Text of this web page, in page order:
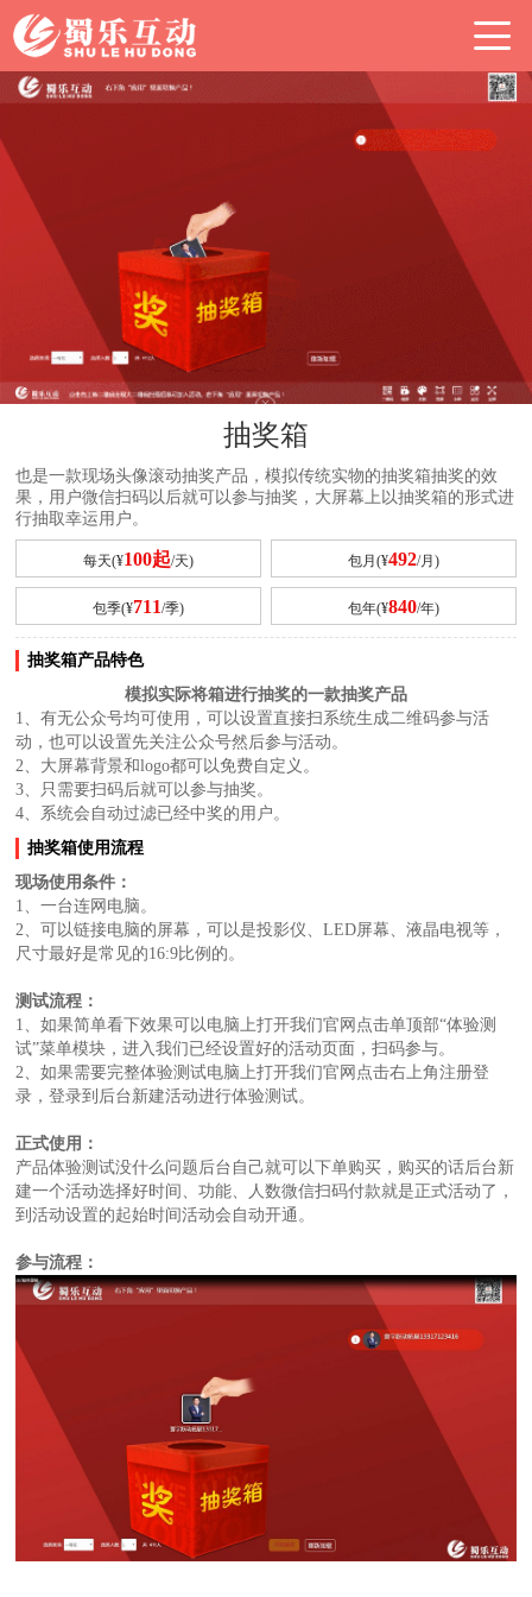
抽奖箱
也是一款现场头像滚动抽奖产品，模拟传统实物的抽奖箱抽奖的效
果，用户微信扫码以后就可以参与抽奖，大屏幕上以抽奖箱的形式进
行抽取幸运用户。
每天(¥100起/天) 包月(¥492/月)
包季(¥711/季) 包年(¥840/年)
抽奖箱产品特色
模拟实际将箱进行抽奖的一款抽奖产品
1、有无公众号均可使用，可以设置直接扫系统生成二维码参与活
动，也可以设置先关注公众号然后参与活动。
2、大屏幕背景和logo都可以免费自定义。
3、只需要扫码后就可以参与抽奖。
4、系统会自动过滤已经中奖的用户。
抽奖箱使用流程
现场使用条件：
1、一台连网电脑。
2、可以链接电脑的屏幕，可以是投影仪、LED屏幕、液晶电视等，
尺寸最好是常见的16:9比例的。
测试流程：
1、如果简单看下效果可以电脑上打开我们官网点击单顶部“体验测
试”菜单模块，进入我们已经设置好的活动页面，扫码参与。
2、如果需要完整体验测试电脑上打开我们官网点击右上角注册登
录，登录到后台新建活动进行体验测试。
正式使用：
产品体验测试没什么问题后台自己就可以下单购买，购买的话后台新
建一个活动选择好时间、功能、人数微信扫码付款就是正式活动了，
到活动设置的起始时间活动会自动开通。
参与流程：